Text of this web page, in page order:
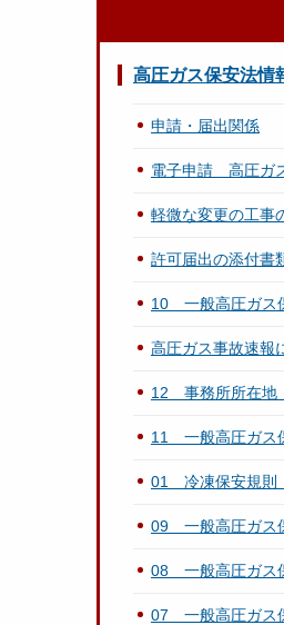
高圧ガス保安法情
申請・届出関係
電子申請 高圧ガ
軽微な変更の工事
許可届出の添付書
10 一般高圧ガス
高圧ガス事故速報
12 事務所所在地
11 一般高圧ガス
01 冷凍保安規則
09 一般高圧ガス
08 一般高圧ガス
07 一般高圧ガス